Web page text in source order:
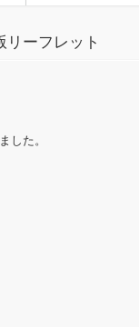
ーフレット
した。